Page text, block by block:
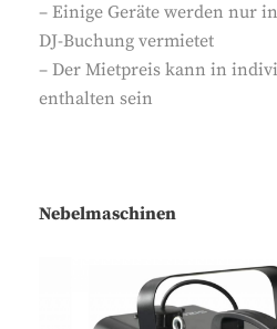
– Einige Geräte werden nur
DJ-Buchung vermietet
– Der Mietpreis kann in
enthalten sein
Nebelmaschinen